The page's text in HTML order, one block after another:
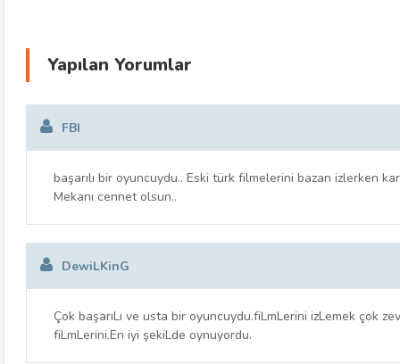
Yapılan Yorumlar
FBI
başarılı bir oyuncuydu.. Eski türk filmelerini bazan izlerken
Mekanı cennet olsun..
DewiLKinG
Çok başarıLı ve usta bir oyuncuydu.fiLmLerini izLemek çok
fiLmLerini.En iyi şekiLde oynuyordu.